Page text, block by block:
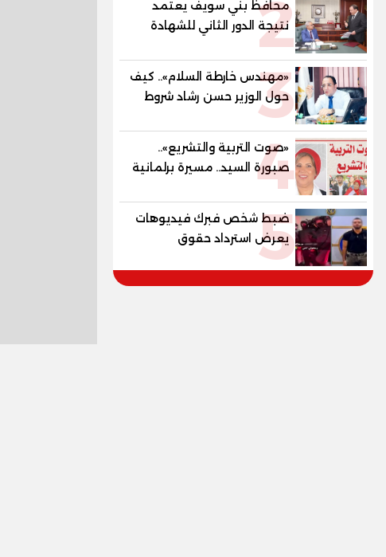
المستقبل
2
محافظ بني سويف يعتمد
نتيجة الدور الثاني للشهادة
الإعدادية العامة بنسبة
79.9% نظامي ...و69.55%
منازل.. و70.56% للمهنية ..
و100% للصُم وضعاف السمع3
«مهندس خارطة السلام».. كيف
حول الوزير حسن رشاد شروط
الحرب المعقدة إلى "خارطة
طريق" للانسحاب والإعمار؟
4
«صوت التربية والتشريع»..
صبورة السيد.. مسيرة برلمانية
وتربوية تجمع بين تشريع
القوانين وصناعة الأجيال لبناء
الإنسان المصري
5
ضبط شخص فبرك فيديوهات
يعرض استرداد حقوق
المواطنين بالقوة